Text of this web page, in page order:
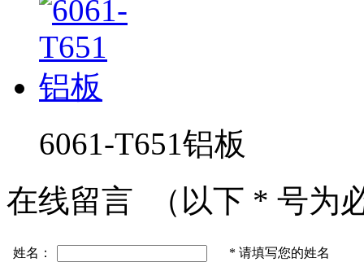
6061-T651铝板
在线留言 （以下 * 号为
姓名： * 请填写您的姓名